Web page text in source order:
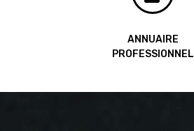
ANNUAIRE
PROFESSIONNEL